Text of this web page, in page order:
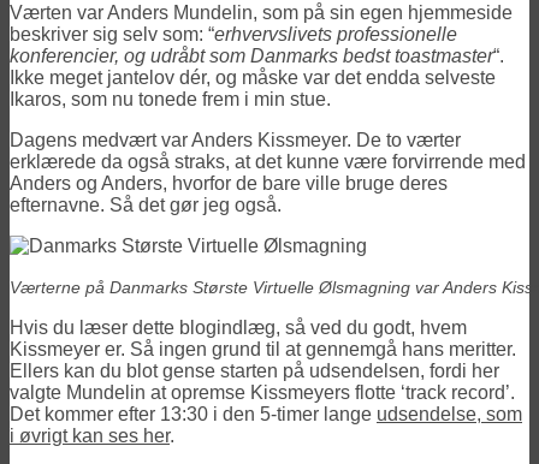
Værten var Anders Mundelin, som på sin egen hjemmeside
beskriver sig selv som: “erhvervslivets professionelle
konferencier, og udråbt som Danmarks bedst toastmaster“.
Ikke meget jantelov dér, og måske var det endda selveste
Ikaros, som nu tonede frem i min stue.
Dagens medvært var Anders Kissmeyer. De to værter
erklærede da også straks, at det kunne være forvirrende med
Anders og Anders, hvorfor de bare ville bruge deres
efternavne. Så det gør jeg også.
Værterne på Danmarks Største Virtuelle Ølsmagning var Anders
Hvis du læser dette blogindlæg, så ved du godt, hvem
Kissmeyer er. Så ingen grund til at gennemgå hans meritter.
Ellers kan du blot gense starten på udsendelsen, fordi her
valgte Mundelin at opremse Kissmeyers flotte ‘track record’.
Det kommer efter 13:30 i den 5-timer lange udsendelse, som
i øvrigt kan ses her.